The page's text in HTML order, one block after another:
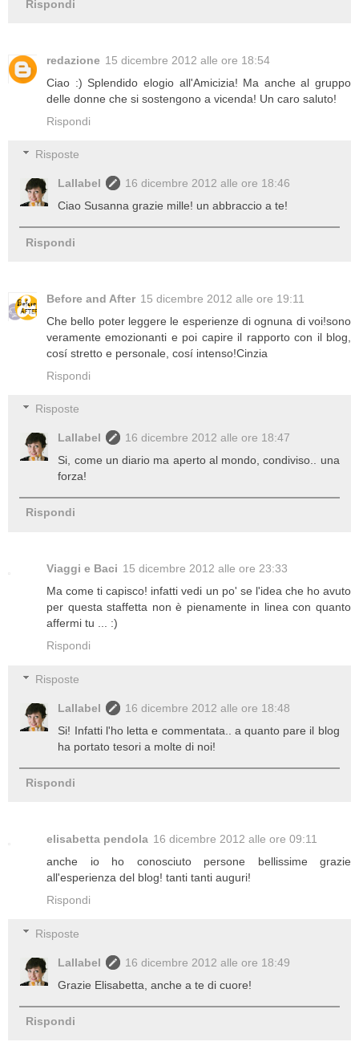
Rispondi
redazione 15 dicembre 2012 alle ore 18:54
Ciao :) Splendido elogio all'Amicizia! Ma anche al gruppo
delle donne che si sostengono a vicenda! Un caro saluto!
Rispondi
Risposte
Lallabel
16 dicembre 2012 alle ore 18:46
Ciao Susanna grazie mille! un abbraccio a te!
Rispondi
Before and After 15 dicembre 2012 alle ore 19:11
Che bello poter leggere le esperienze di ognuna di voi!sono
veramente emozionanti e poi capire il rapporto con il blog,
cosí stretto e personale, cosí intenso!Cinzia
Rispondi
Risposte
Lallabel
16 dicembre 2012 alle ore 18:47
Si, come un diario ma aperto al mondo, condiviso.. una
forza!
Rispondi
Viaggi e Baci 15 dicembre 2012 alle ore 23:33
Ma come ti capisco! infatti vedi un po' se l'idea che ho avuto
per questa staffetta non è pienamente in linea con quanto
affermi tu ... :)
Rispondi
Risposte
Lallabel
16 dicembre 2012 alle ore 18:48
Si! Infatti l'ho letta e commentata.. a quanto pare il blog
ha portato tesori a molte di noi!
Rispondi
elisabetta pendola 16 dicembre 2012 alle ore 09:11
anche io ho conosciuto persone bellissime grazie
all'esperienza del blog! tanti tanti auguri!
Rispondi
Risposte
Lallabel
16 dicembre 2012 alle ore 18:49
Grazie Elisabetta, anche a te di cuore!
Rispondi